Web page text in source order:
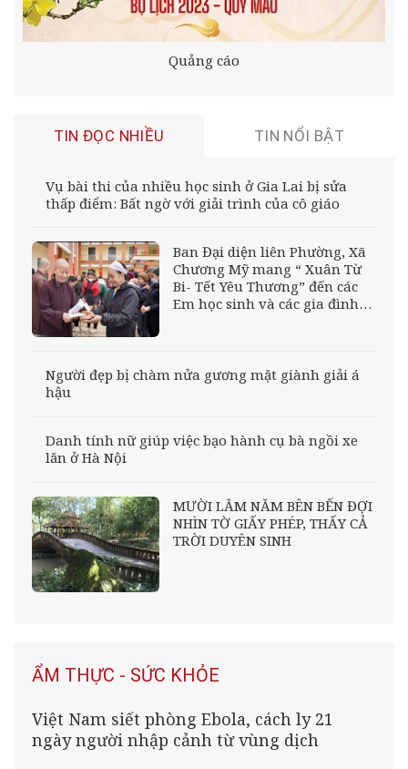
Quảng cáo
TIN ĐỌC NHIỀU TIN NỔI BẬT
Vụ bài thi của nhiều học sinh ở Gia Lai bị sửa
thấp điểm: Bất ngờ với giải trình của cô giáo
Ban Đại diện liên Phường, Xã
Chương Mỹ mang “ Xuân Từ
Bi- Tết Yêu Thương” đến các
Em học sinh và các gia đình
Người đẹp bị chàm nửa gương mặt giành giải á
hậu
Danh tính nữ giúp việc bạo hành cụ bà ngồi xe
lăn ở Hà Nội
MƯỜI LĂM NĂM BÊN BẾN ĐỢI
NHÌN TỜ GIẤY PHÉP, THẤY CẢ
TRỜI DUYÊN SINH
ẨM THỰC - SỨC KHỎE
Việt Nam siết phòng Ebola, cách ly 21
ngày người nhập cảnh từ vùng dịch